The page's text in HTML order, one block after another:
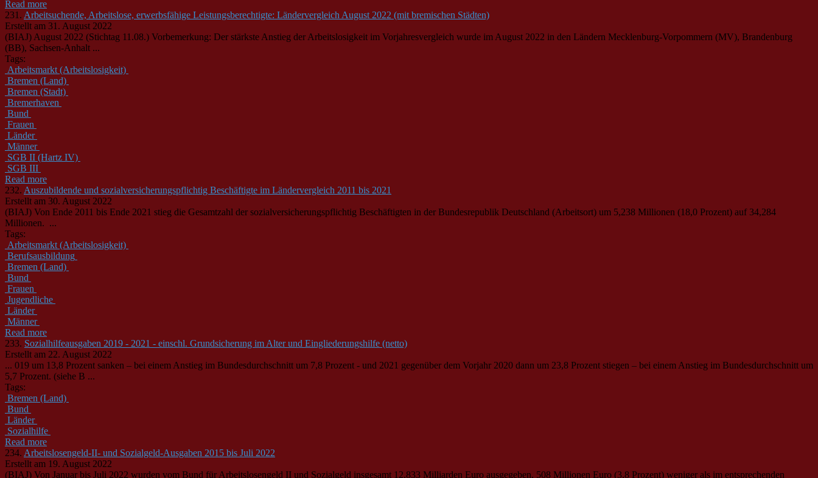
Read more
231. Arbeitsuchende, Arbeitslose, erwerbsfähige Leistungsberechtigte: Ländervergleich August 2022 (mit bremischen Städten)
Erstellt am 31. August 2022
(BIAJ) August 2022 (Stichtag 11.08.) Vorbemerkung: Der stärkste Anstieg der Arbeitslosigkeit im Vorjahresvergleich wurde im August 2022 in den Ländern Mecklenburg-Vorpommern (MV), Brandenburg
(BB), Sachsen-Anhalt ...
Tags:
Arbeitsmarkt (Arbeitslosigkeit)
Bremen (Land)
Bremen (Stadt)
Bremerhaven
Bund
Frauen
Länder
Männer
SGB II (Hartz IV)
SGB III
Read more
232. Auszubildende und sozialversicherungspflichtig Beschäftigte im Ländervergleich 2011 bis 2021
Erstellt am 30. August 2022
(BIAJ) Von Ende 2011 bis Ende 2021 stieg die Gesamtzahl der sozialversicherungspflichtig Beschäftigten in der Bundesrepublik Deutschland (Arbeitsort) um 5,238 Millionen (18,0 Prozent) auf 34,284
Millionen. ...
Tags:
Arbeitsmarkt (Arbeitslosigkeit)
Berufsausbildung
Bremen (Land)
Bund
Frauen
Jugendliche
Länder
Männer
Read more
233. Sozialhilfeausgaben 2019 - 2021 - einschl. Grundsicherung im Alter und Eingliederungshilfe (netto)
Erstellt am 22. August 2022
... 019 um 13,8 Prozent sanken – bei einem Anstieg im Bundesdurchschnitt um 7,8 Prozent - und 2021 gegenüber dem Vorjahr 2020 dann um 23,8 Prozent stiegen – bei einem Anstieg im Bundesdurchschnitt um
5,7 Prozent. (siehe B ...
Tags:
Bremen (Land)
Bund
Länder
Sozialhilfe
Read more
234. Arbeitslosengeld-II- und Sozialgeld-Ausgaben 2015 bis Juli 2022
Erstellt am 19. August 2022
(BIAJ) Von Januar bis Juli 2022 wurden vom Bund für Arbeitslosengeld II und Sozialgeld insgesamt 12,833 Milliarden Euro ausgegeben, 508 Millionen Euro (3,8 Prozent) weniger als im entsprechenden